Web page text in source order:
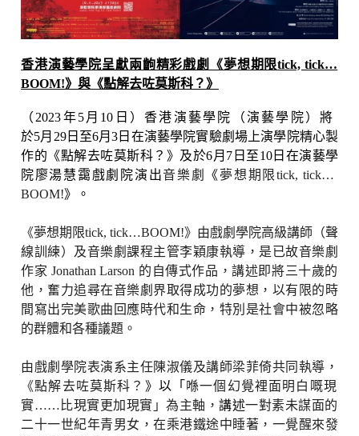
香港演藝學院呈獻兩齣精彩戲劇《夢想期限tick, tick…
BOOM!》與《點解去咗莫斯科？》
（ 2023年5月 10 日）香港演藝學院（演藝學院）將
於5月 29日至6月3 日在演藝學院實驗劇場上演學院精心製
作的《點解去咗莫斯科？》及於6月 7 日至10日在演藝學
院廖湯慧靄戲劇院演出音樂劇 《 夢想期限tick, tick…
BOOM!》。
《夢想期限tick, tick…BOOM!》由戲劇學院高級講師（聲
線訓練）及音樂劇課程主管李穎康執導，是已故音樂劇
作家 Jonathan Larson 的自傳式作品，講述即將三十歲的
他，奮力追尋在音樂劇界取得成功的夢想，以有限的時
間寫出完美歌曲回應時代和生命，特別是社會中被忽略
的群體和各種議題。
由戲劇學院表演系主任陳淑儀及講師梁菲倚共同執導，
《點解去咗莫斯科？ 》以「 喺一個幻覺裡面明白嘅現
實…… 比現實更加現實」為主軸， 講述一對素未謀面的
二十一世紀年青男女，在乘港鐵途中睡著，一覺醒來發